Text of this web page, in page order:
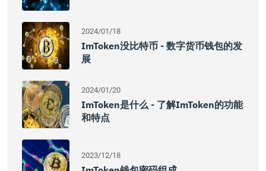
2024/01/18
ImToken没比特币 - 数字货币钱包的发
展
2024/01/20
ImToken是什么 - 了解imToken的功能
和特点
2023/12/18